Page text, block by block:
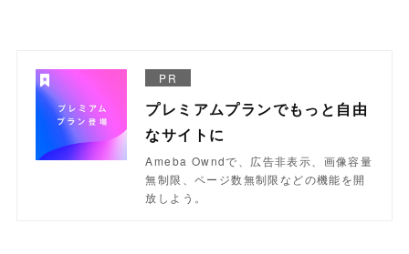
PR
プレミアムプランでもっと自由
なサイトに
Ameba Owndで、広告非表示、画像容量
無制限、ページ数無制限などの機能を開
放しよう。